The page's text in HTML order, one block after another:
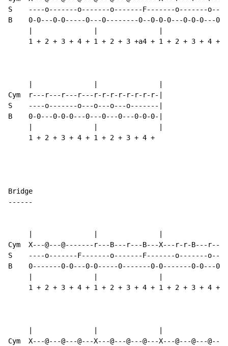
S    ----o-------o-------o-------F-------o-------
B    0-0---0-0-----0---0--------0--0-0-0---0-0-0---0-
1 + 2 + 3 + 4 + 1 + 2 + 3 +a4 + 1 + 2 + 3 + 4 +
Cym  r---r---r---r---r-r-r-r-r-r-r-r-|
S    ----o-------o---o---o---o-------|
B    0-0---0-0-0---0---0---0---0-0-0-|
     1 + 2 + 3 + 4 + 1 + 2 + 3 + 4 +
- - - - - -
Cym  X---@---@-------r---B---r---B---X---r-r-B---
S    ----o-------F-------o-------F-------o-------
B    0-------0-0---0-0-----0-------0-0-------0-0---0-
1 + 2 + 3 + 4 + 1 + 2 + 3 + 4 + 1 + 2 + 3 + 4 +
Cym  X---@---@---@---X---@---@---@---X---@---@---